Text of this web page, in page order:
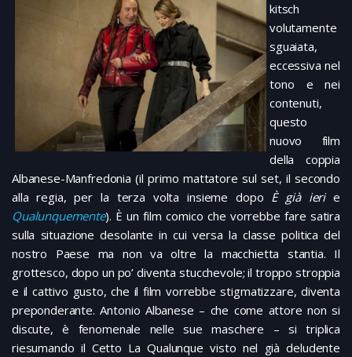
kitsch
volutamente
sguaiata,
eccessiva nel
tono e nei
contenuti,
questo
nuovo film
della coppia
Albanese-Manfredonia (il primo mattatore sul set, il secondo
alla regia, per la terza volta insieme dopo È già ierie
Qualunquemente). È un film comico che vorrebbe fare satira
sulla situazione desolante in cui versa la classe politica del
nostro Paese ma non va oltre la macchietta stantia. Il
grottesco, dopo un po’ diventa stucchevole; il troppo stroppia
e il cattivo gusto, che il film vorrebbe stigmatizzare, diventa
preponderante. Antonio Albanese – che come attore non si
discute, è fenomenale nelle sue maschere – si triplica
riesumando il Cetto La Qualunque visto nel già deludente